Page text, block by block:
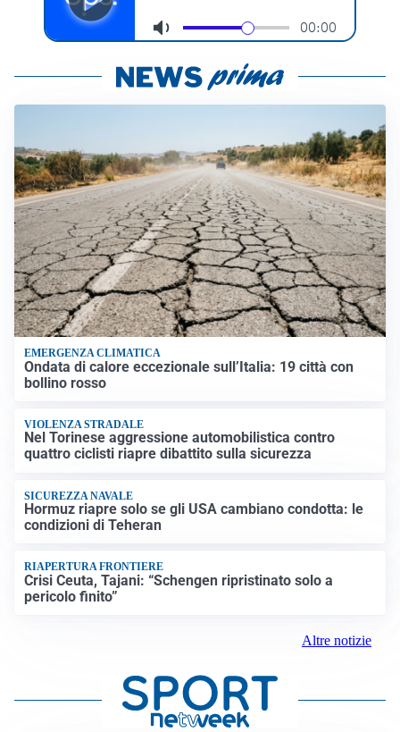
EMERGENZA CLIMATICA
Ondata di calore eccezionale sull’Italia: 19 città con
bollino rosso
VIOLENZA STRADALE
Nel Torinese aggressione automobilistica contro
quattro ciclisti riapre dibattito sulla sicurezza
SICUREZZA NAVALE
Hormuz riapre solo se gli USA cambiano condotta: le
condizioni di Teheran
RIAPERTURA FRONTIERE
Crisi Ceuta, Tajani: “Schengen ripristinato solo a
pericolo finito”
Altre notizie